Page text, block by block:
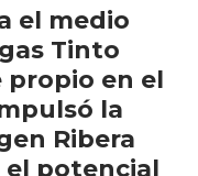
el medio
Tinto
propio en el
la
Ribera
potencial